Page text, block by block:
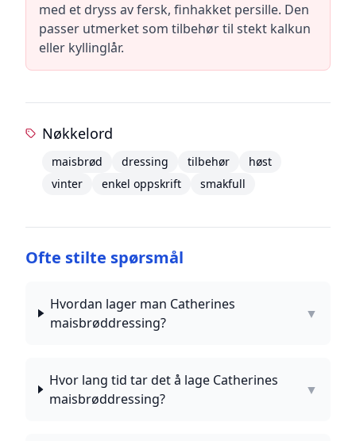
med et dryss av fersk, finhakket persille. Den
passer utmerket som tilbehør til stekt kalkun
eller kyllinglår.
Nøkkelord
maisbrød dressing tilbehør
høst
vinter
enkel oppskrift smakfull
Ofte stilte spørsmål
Hvordan lager man Catherines
maisbrøddressing?
▼
Hvor lang tid tar det å lage Catherines
maisbrøddressing?
▼